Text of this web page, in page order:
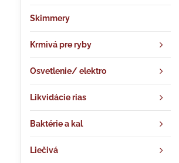
Skimmery
Krmivá pre ryby
Osvetlenie/ elektro
Likvidácie rias
Baktérie a kal
Liečivá